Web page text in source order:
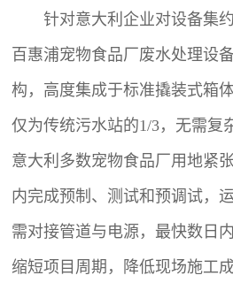
针对意大利企业对设备集
百惠浦宠物食品厂废水处理设
构，高度集成于标准撬装式箱
仅为传统污水站的1/3，无需复
意大利多数宠物食品厂用地紧
内完成预制、测试和预调试，
需对接管道与电源，最快数日
缩短项目周期，降低现场施工